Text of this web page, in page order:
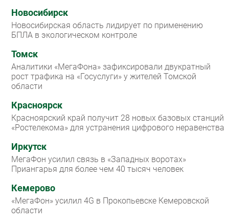
Новосибирск
Новосибирская область лидирует по применению
БПЛА в экологическом контроле
Томск
Аналитики «МегаФона» зафиксировали двукратный
рост трафика на «Госуслуги» у жителей Томской
области
Красноярск
Красноярский край получит 28 новых базовых станций
«Ростелекома» для устранения цифрового неравенства
Иркутск
МегаФон усилил связь в «Западных воротах»
Приангарья для более чем 40 тысяч человек
Кемерово
«МегаФон» усилил 4G в Прокопьевске Кемеровской
области